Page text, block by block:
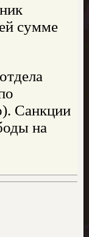
сумме
Санкции
на